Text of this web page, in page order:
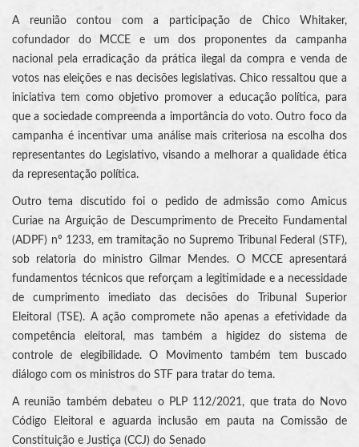
A reunião contou com a participação de Chico Whitaker,
cofundador do MCCE e um dos proponentes da campanha
nacional pela erradicação da prática ilegal da compra e venda de
votos nas eleições e nas decisões legislativas. Chico ressaltou que a
iniciativa tem como objetivo promover a educação política, para
que a sociedade compreenda a importância do voto. Outro foco da
campanha é incentivar uma análise mais criteriosa na escolha dos
representantes do Legislativo, visando a melhorar a qualidade ética
da representação política.
Outro tema discutido foi o pedido de admissão como Amicus
Curiae na Arguição de Descumprimento de Preceito Fundamental
(ADPF) nº 1233, em tramitação no Supremo Tribunal Federal (STF),
sob relatoria do ministro Gilmar Mendes. O MCCE apresentará
fundamentos técnicos que reforçam a legitimidade e a necessidade
de cumprimento imediato das decisões do Tribunal Superior
Eleitoral (TSE). A ação compromete não apenas a efetividade da
competência eleitoral, mas também a higidez do sistema de
controle de elegibilidade. O Movimento também tem buscado
diálogo com os ministros do STF para tratar do tema.
A reunião também debateu o PLP 112/2021, que trata do Novo
Código Eleitoral e aguarda inclusão em pauta na Comissão de
Constituição e Justiça (CCJ) do Senado